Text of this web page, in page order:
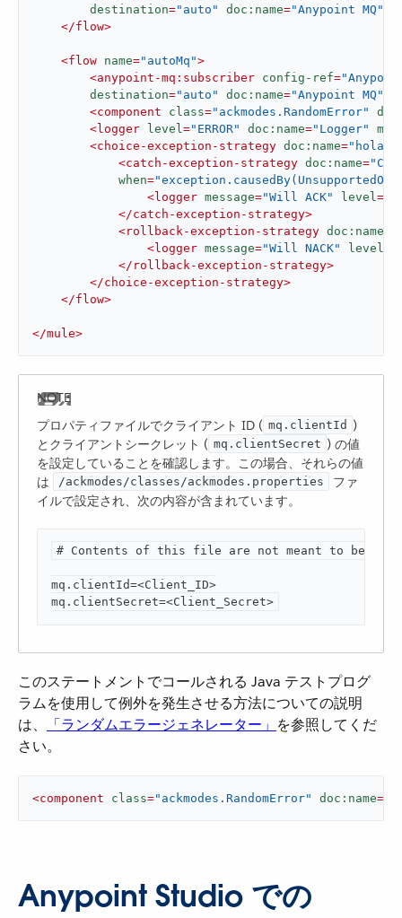
destination="auto" doc:name="Anypoint MQ"
</flow>
<flow name="autoMq">
<anypoint-mq:subscriber config-ref=
destination="auto" doc:name="Anypoint MQ"
<component class="ackmodes.RandomError"
<logger level ="ERROR" doc:name="Logger"
<choice-exception-strategy doc:name=
<catch-exception-strategy doc:name=
when=
<logger message="Will ACK" level =
</catch-exception-strategy>
<rollback-exception-strategy doc:name
<logger message="Will NACK" level
</ rollback-exception-strategy>
</choice-exception-strategy>
</flow>
</mule>
プロパティファイルでクライアント ID (​ mq.clientId ​)
とクライアントシークレット (​ mq.clientSecret ​) の値
を設定していることを確認します。この場合、それらの値
は ​
/ackmodes/classes/ackmodes.properties
​ ファ
イルで設定され、次の内容が含まれています。
# Contents of this file are not meant to be
mq.clientId=<Client_ID>
mq.clientSecret=<Client_Secret>
このステートメントでコールされる Java テストプログ
ラムを使用して例外を発生させる方法についての説明
は、​
「ランダムエラージェネレーター」 ​を参照してくだ
さい。
<component class="ackmodes.RandomError" doc:name=
Anypoint Studio での